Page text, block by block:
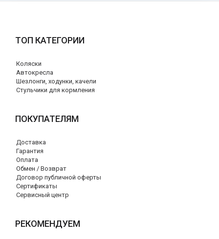
ТОП КАТЕГОРИИ
Коляски
Автокресла
Шезлонги, ходунки, качели
Стульчики для кормления
ПОКУПАТЕЛЯМ
Доставка
Гарантия
Оплата
Обмен / Возврат
Договор публичной оферты
Сертификаты
Сервисный центр
РЕКОМЕНДУЕМ